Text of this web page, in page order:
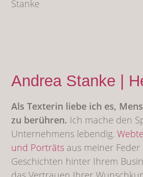
Andrea Stanke |
Als Texterin liebe ich es,
zu berühren. Ich mache den
Unternehmens lebendig.
und Porträts aus meiner
Geschichten hinter Ihrem